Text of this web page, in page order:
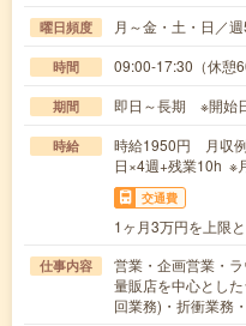
曜日頻度 月～金・土・日／週
時間 09:00-17:30（休憩
期間 即日～長期 ※開始
時給
時給1950円 月収
日×4週+残業10h ※
交通費
1ヶ月3万円を上限
仕事内容
営業・企画営業・
量販店を中心とし
回業務)・折衝業務